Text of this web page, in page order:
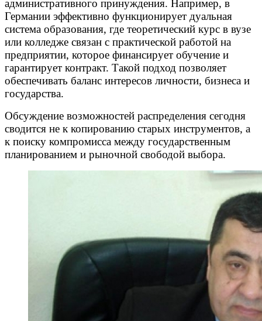
административного принуждения. Например, в
Германии эффективно функционирует дуальная
система образования, где теоретический курс в вузе
или колледже связан с практической работой на
предприятии, которое финансирует обучение и
гарантирует контракт. Такой подход позволяет
обеспечивать баланс интересов личности, бизнеса и
государства.
Обсуждение возможностей распределения сегодня
сводится не к копированию старых инструментов, а
к поиску компромисса между государственным
планированием и рыночной свободой выбора.